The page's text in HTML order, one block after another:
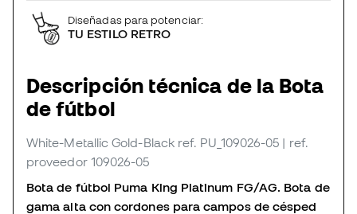
Diseñadas para potenciar:
TU ESTILO RETRO
Descripción técnica de la Bota
de fútbol
White-Metallic Gold-Black ref. PU_109026-05 | ref.
proveedor 109026-05
Bota de fútbol Puma King Platinum FG/AG. Bota de
gama alta con cordones para campos de césped